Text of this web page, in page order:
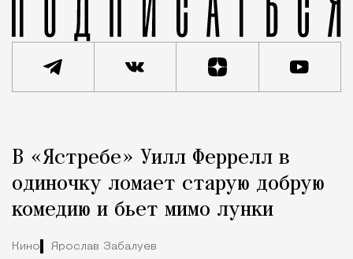
Город
В «Ястребе» Уилл Феррелл в
одиночку ломает старую добрую
комедию и бьет мимо лунки
Кино Ярослав Забалуев